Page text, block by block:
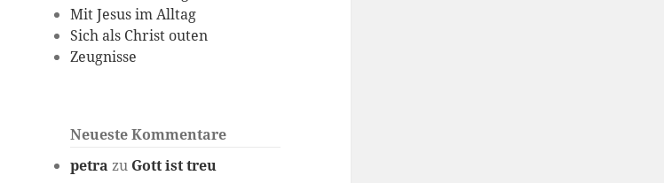
Mit Jesus im Alltag
Sich als Christ outen
Zeugnisse
Neueste Kommentare
petra zu Gott ist treu